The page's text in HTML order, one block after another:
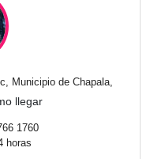
Municipio de Chapala,
llegar
1760
horas